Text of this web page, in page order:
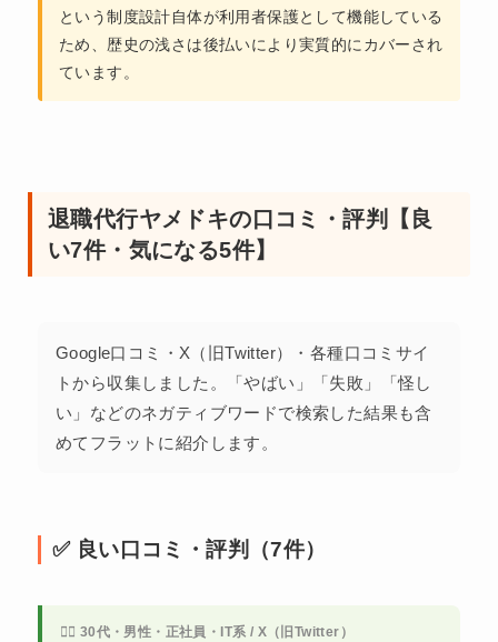
という制度設計自体が利用者保護として機能している
ため、歴史の浅さは後払いにより実質的にカバーされ
ています。
退職代行ヤメドキの口コミ・評判【良
い7件・気になる5件】
Google口コミ・X（旧Twitter）・各種口コミサイ
トから収集しました。「やばい」「失敗」「怪し
い」などのネガティブワードで検索した結果も含
めてフラットに紹介します。
✅ 良い口コミ・評判（7件）
🙍‍♂️ 30代・男性・正社員・IT系 / X（旧Twitter）